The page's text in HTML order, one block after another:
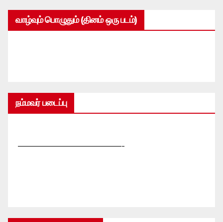
வாழ்வும் பொழுதும் (தினம் ஒரு படம்)
நம்மவர் படைப்பு
—————————————-